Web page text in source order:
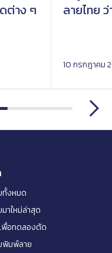
ต่าง ๆ
ลายไทย
10 กรกฎาคม
ทั้งหมด
าใหม่ล่าสุด
พื่อทดลองตัด
พิมพ์ลาย